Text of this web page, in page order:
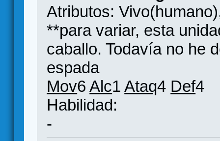
Atributos:
**para variar, esta
caballo. Todavía no he
espada
Mov6Alc1Ataq4 Def4
Habilidad:
-